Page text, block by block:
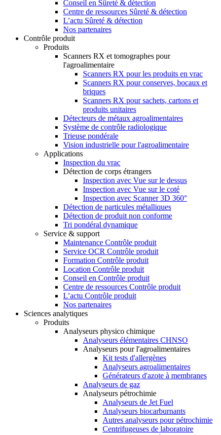
Conseil en Sûreté & détection
Centre de ressources Sûreté & détection
L’actu Sûreté & détection
Nos partenaires
Contrôle produit
Produits
Scanners RX et tomographes pour
l'agroalimentaire
Scanners RX pour les produits en vrac
Scanners RX pour conserves, bocaux et
briques
Scanners RX pour sachets, cartons et
produits unitaires
Détecteurs de métaux agroalimentaires
Système de contrôle radiologique
Trieuse pondérale
Vision industrielle pour l'agroalimentaire
Applications
Inspection du vrac
Détection de corps étrangers
Inspection avec Vue sur le dessus
Inspection avec Vue sur le coté
Inspection avec Scanner 3D 360°
Détection de particules métalliques
Détection de produit non conforme
Tri pondéral dynamique
Service & support
Maintenance Contrôle produit
Service OCR Contrôle produit
Formation Contrôle produit
Location Contrôle produit
Conseil en Contrôle produit
Centre de ressources Contrôle produit
L’actu Contrôle produit
Nos partenaires
Sciences analytiques
Produits
Analyseurs physico chimique
Analyseurs élémentaires CHNSO
Analyseurs pour l'agroalimentaires
Kit tests d'allergènes
Analyseurs agroalimentaires
Générateurs d'azote à membranes
Analyseurs de gaz
Analyseurs pétrochimie
Analyseurs de Jet Fuel
Analyseurs biocarburnants
Autres analyseurs pour pétrochimie
Centrifugeuses de laboratoire